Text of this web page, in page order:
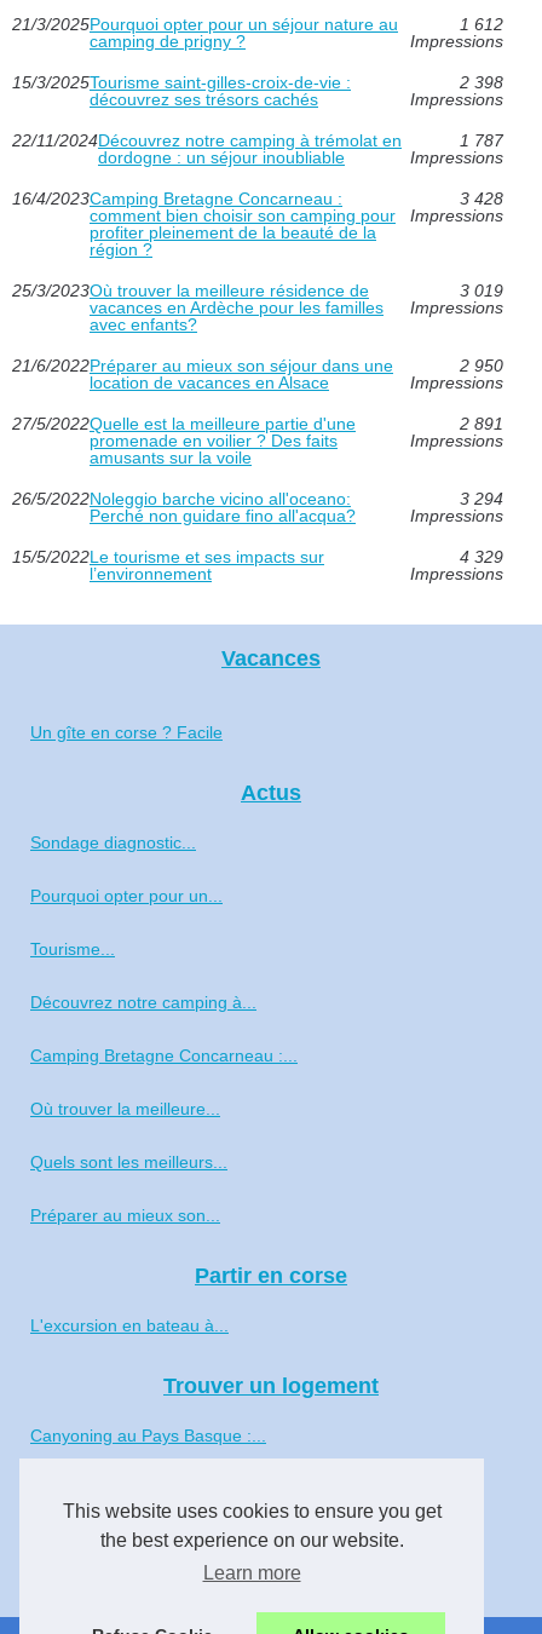
This website uses cookies to ensure you get
the best experience on our website.
Learn more
21/3/2025Pourquoi opter pour un séjour nature au
camping de prigny ?
1 612
Impressions
15/3/2025Tourisme saint-gilles-croix-de-vie :
découvrez ses trésors cachés
2 398
Impressions
22/11/2024Découvrez notre camping à trémolat en
dordogne : un séjour inoubliable
1 787
Impressions
16/4/2023Camping Bretagne Concarneau :
comment bien choisir son camping pour
profiter pleinement de la beauté de la
région ?
3 428
Impressions
25/3/2023Où trouver la meilleure résidence de
vacances en Ardèche pour les familles
avec enfants?
3 019
Impressions
21/6/2022Préparer au mieux son séjour dans une
location de vacances en Alsace
2 950
Impressions
27/5/2022Quelle est la meilleure partie d'une
promenade en voilier ? Des faits
amusants sur la voile
2 891
Impressions
26/5/2022Noleggio barche vicino all'oceano:
Perché non guidare fino all'acqua?
3 294
Impressions
15/5/2022Le tourisme et ses impacts sur
l’environnement
4 329
Impressions
Vacances
Un gîte en corse ? Facile
Actus
Sondage diagnostic...
Pourquoi opter pour un...
Tourisme...
Découvrez notre camping à...
Camping Bretagne Concarneau :...
Où trouver la meilleure...
Quels sont les meilleurs...
Préparer au mieux son...
Partir en corse
L'excursion en bateau à...
Trouver un logement
Canyoning au Pays Basque :...
L'idée d'une estimation...